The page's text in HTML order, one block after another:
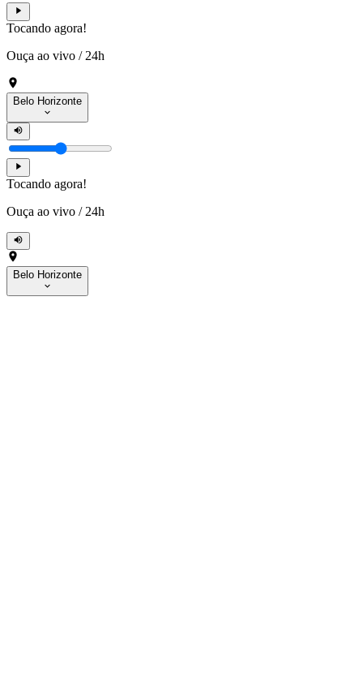
Tocando agora!
Ouça ao vivo / 24h
Belo Horizonte
Tocando agora!
Ouça ao vivo / 24h
Belo Horizonte